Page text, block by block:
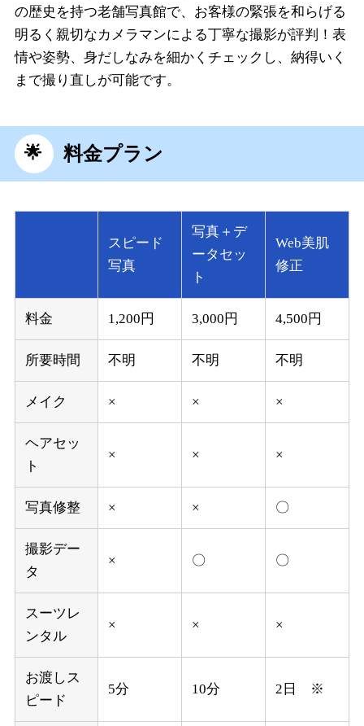
の歴史を持つ老舗写真館で、お客様の緊張を和らげる
明るく親切なカメラマンによる丁寧な撮影が評判！表
情や姿勢、身だしなみを細かくチェックし、納得いく
まで撮り直しが可能です。
料金プラン
スピード
写真
写真＋デ
ータセッ
ト
Web美肌
修正
料金 1,200円 3,000円 4,500円
所要時間 不明 不明 不明
メイク × × ×
ヘアセッ
ト
× × ×
写真修整 × × 〇
撮影デー
タ
× 〇 〇
スーツレ
ンタル
× × ×
お渡しス
ピード
5分 10分 2日 ※